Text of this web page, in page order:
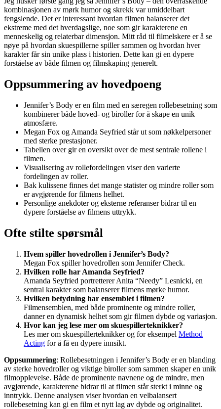
kombinasjonen av mørk humor og skrekk var umiddelbart
fengslende. Det er interessant hvordan filmen balanserer det
ekstreme med det hverdagslige, noe som gir karakterene en
menneskelig og relaterbar dimensjon. Mitt råd til filmelskere er å se
nøye på hvordan skuespillerne spiller sammen og hvordan hver
karakter får sin unike plass i historien. Dette kan gi en dypere
forståelse av både filmen og filmskaping generelt.
Oppsummering av hovedpoeng
Jennifer’s Body er en film med en særegen rollebesetning som
kombinerer både hoved- og biroller for å skape en unik
atmosfære.
Megan Fox og Amanda Seyfried står ut som nøkkelpersoner
med sterke prestasjoner.
Tabellen over gir en oversikt over de mest sentrale rollene i
filmen.
Visualisering av rollefordelingen viser den varierte
fordelingen av roller.
Bak kulissene finnes det mange statister og mindre roller som
er avgjørende for filmens helhet.
Personlige anekdoter og eksterne referanser bidrar til en
dypere forståelse av filmens uttrykk.
Ofte stilte spørsmål
Hvem spiller hovedrollen i Jennifer’s Body?
Megan Fox spiller hovedrollen som Jennifer Check.
Hvilken rolle har Amanda Seyfried?
Amanda Seyfried portretterer Anita “Needy” Lesnicki, en
sentral karakter som balanserer filmens mørke humor.
Hvilken betydning har ensemblet i filmen?
Filmensemblen, med både prominente og mindre roller,
danner en dynamisk helhet som gir filmen dybde og variasjon.
Hvor kan jeg lese mer om skuespillerteknikker?
Les mer om skuespillerteknikker og for eksempel Method
Acting for å få en dypere innsikt.
Oppsummering: Rollebesetningen i Jennifer’s Body er en blanding
av sterke hovedroller og viktige biroller som sammen skaper en unik
filmopplevelse. Både de prominente navnene og de mindre, men
avgjørende, karakterene bidrar til at filmen står sterkt i minne og
inntrykk. Denne analysen viser hvordan en velbalansert
rollebesetning kan gi en film et nytt lag av dybde og originalitet.